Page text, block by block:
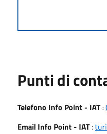
Punti di
Telefono Info Point - IAT:
Email Info Point - IAT: